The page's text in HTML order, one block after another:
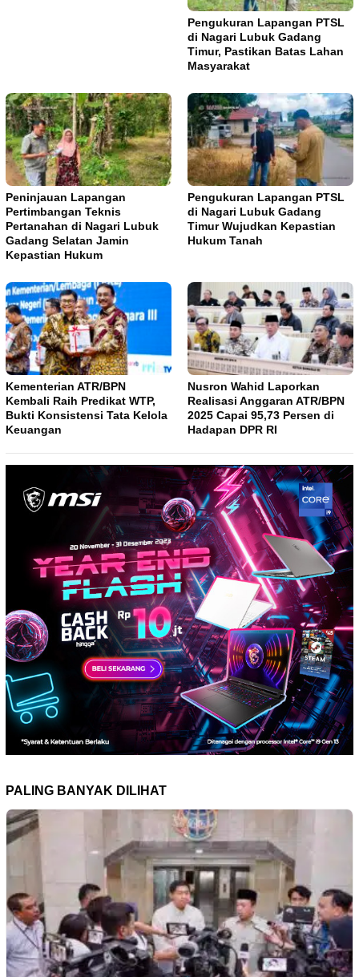
Pengukuran Lapangan PTSL
di Nagari Lubuk Gadang
Timur, Pastikan Batas Lahan
Masyarakat
Peninjauan Lapangan
Pertimbangan Teknis
Pertanahan di Nagari Lubuk
Gadang Selatan Jamin
Kepastian Hukum
Pengukuran Lapangan PTSL
di Nagari Lubuk Gadang
Timur Wujudkan Kepastian
Hukum Tanah
Kementerian ATR/BPN
Kembali Raih Predikat WTP,
Bukti Konsistensi Tata Kelola
Keuangan
Nusron Wahid Laporkan
Realisasi Anggaran ATR/BPN
2025 Capai 95,73 Persen di
Hadapan DPR RI
PALING BANYAK DILIHAT